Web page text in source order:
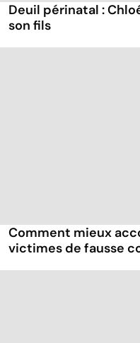
Deuil périnatal :
son fils
Comment mieux
victimes de fausse